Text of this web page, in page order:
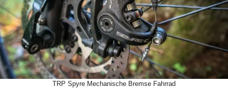
TRP Spyre Mechanische Bremse Fahrrad